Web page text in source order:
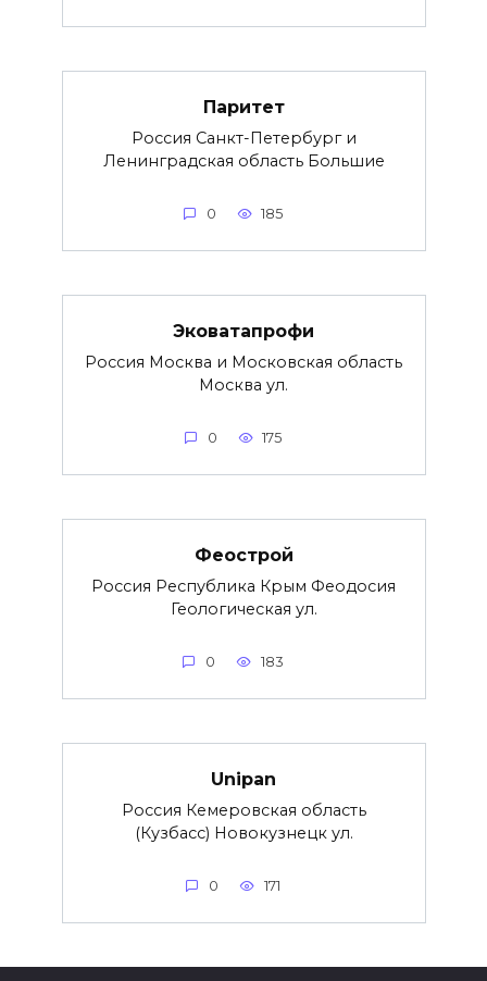
Паритет
Россия Санкт-Петербург и
Ленинградская область Большие
0 185
Эковатапрофи
Россия Москва и Московская область
Москва ул.
0 175
Феострой
Россия Республика Крым Феодосия
Геологическая ул.
0 183
Unipan
Россия Кемеровская область
(Кузбасс) Новокузнецк ул.
0 171